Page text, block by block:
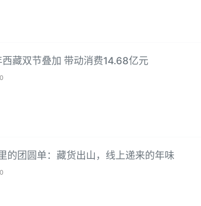
藏双节叠加 带动消费14.68亿元
的团圆单：藏货出山，线上递来的年味